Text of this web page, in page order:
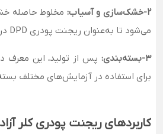
2-خشک‌سازی و آسیاب:
مخلوط حاصله
می‌شود تا به‌عنوان ریجنت پودری DPD در دسترس قرار گیرد.
3-بسته‌بندی:
پس از تولید، این معرف
برای استفاده در آزمایش‌های مختلف
کاربردهای ریجنت پودری کلر آزاد DPD